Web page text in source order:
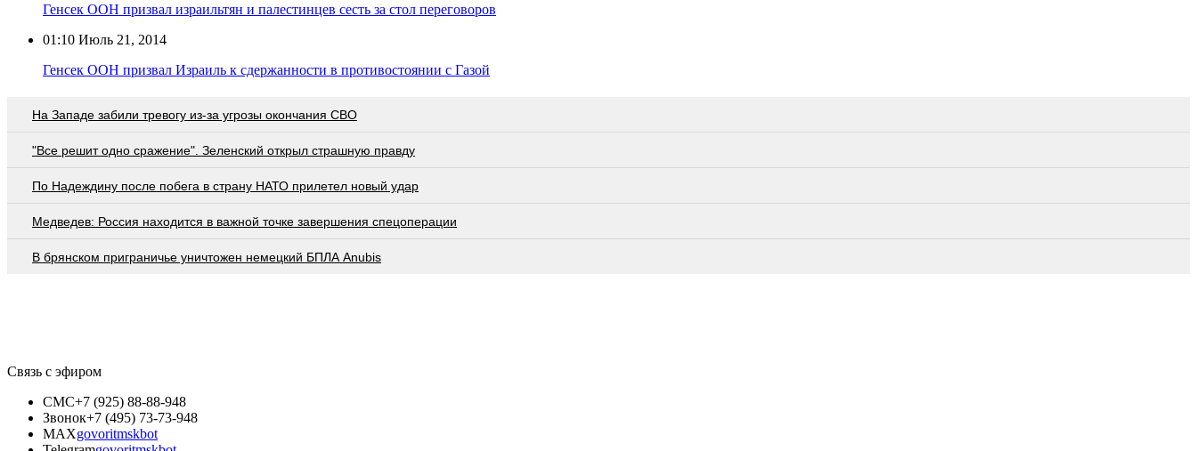
Генсек ООН призвал израильтян и палестинцев сесть за стол переговоров
01:10 Июль 21, 2014
Генсек ООН призвал Израиль к сдержанности в противостоянии с Газой
На Западе забили тревогу из-за угрозы окончания СВО
"Все решит одно сражение". Зеленский открыл страшную правду
По Надеждину после побега в страну НАТО прилетел новый удар
Медведев: Россия находится в важной точке завершения спецоперации
В брянском приграничье уничтожен немецкий БПЛА Anubis
Связь с эфиром
СМС+7 (925) 88-88-948
Звонок+7 (495) 73-73-948
MAXgovoritmskbot